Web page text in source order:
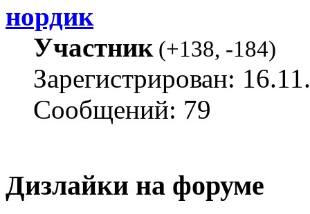
нордик
Участник(+138, -184)
Зарегистрирован:
Сообщений: 79
Дизлайки на форуме